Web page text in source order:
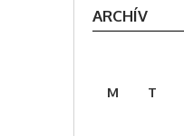
ARCHÍV
M T